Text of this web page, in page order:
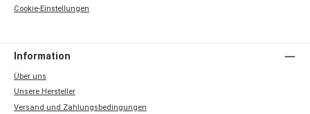
Cookie-Einstellungen
Information
Über uns
Unsere Hersteller
Versand und Zahlungsbedingungen